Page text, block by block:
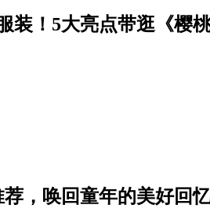
装！5大亮点带逛《樱
，唤回童年的美好回